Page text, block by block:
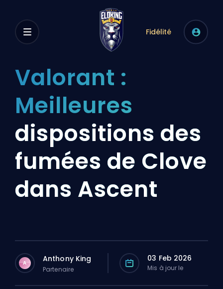
Fidélité
Valorant :
Meilleures
dispositions des
fumées de Clove
dans Ascent
A Anthony King
Partenaire
03 Feb 2026
Mis à jour le